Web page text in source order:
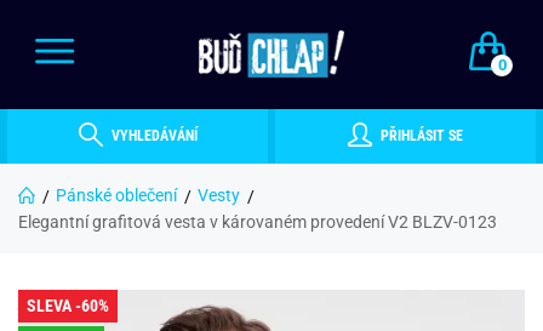
0
VYHLEDÁVÁNÍ PŘIHLÁSIT SE
Pánské oblečení
Vesty
Elegantní grafitová vesta v károvaném provedení V2 BLZV-0123
SLEVA -60%